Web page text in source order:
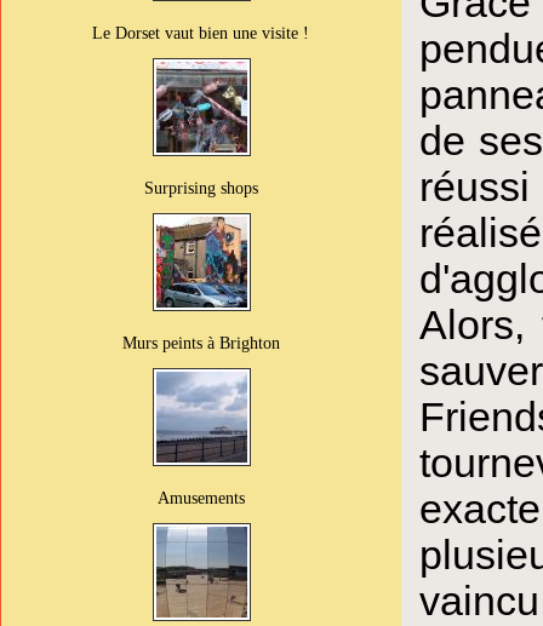
Le Dorset vaut bien une visite !
Surprising shops
Murs peints à Brighton
Amusements
de
Alors,